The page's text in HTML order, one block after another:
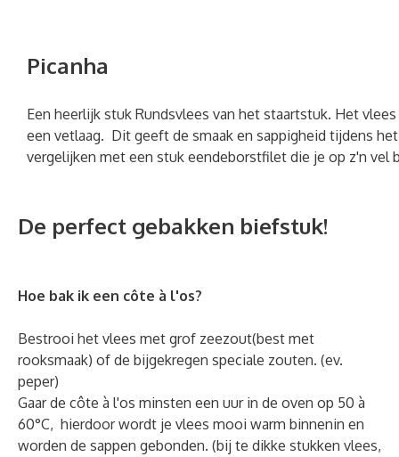
Picanha
Een heerlijk stuk Rundsvlees van het staartstuk. Het
een vetlaag. Dit geeft de smaak en sappigheid tijdens het
vergelijken met een stuk eendeborstfilet die je op z'n vel
De perfect gebakken biefstuk!
Hoe bak ik een côte à l'os?
Bestrooi het vlees met grof zeezout(best met
rooksmaak) of de bijgekregen speciale zouten. (ev.
peper)
Gaar de côte à l'os minsten een uur in de oven op 50 à
60°C, hierdoor wordt je vlees mooi warm binnenin en
worden de sappen gebonden. (bij te dikke stukken vlees,